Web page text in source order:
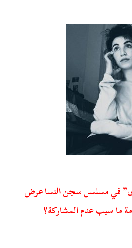
في مسلسل سجن النسا عرض
ما سبب عدم المشاركة؟